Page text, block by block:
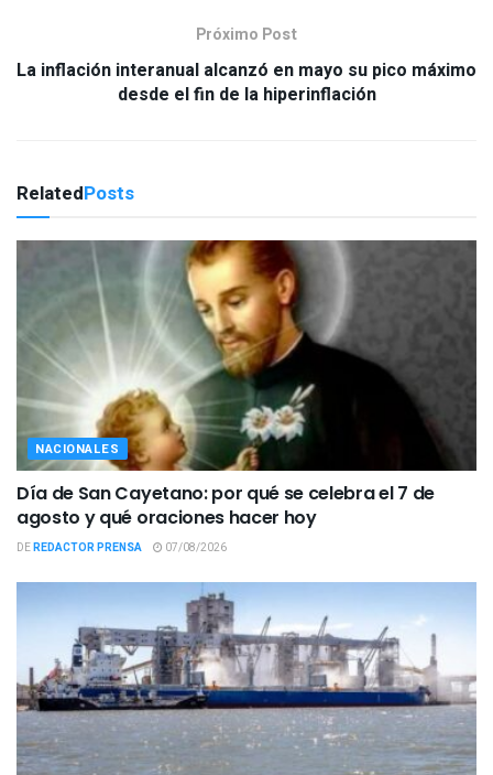
Próximo Post
La inflación interanual alcanzó en mayo su pico máximo
desde el fin de la hiperinflación
RelatedPosts
NACIONALES
Día de San Cayetano: por qué se celebra el 7 de
agosto y qué oraciones hacer hoy
DEREDACTOR PRENSA 07/08/2026